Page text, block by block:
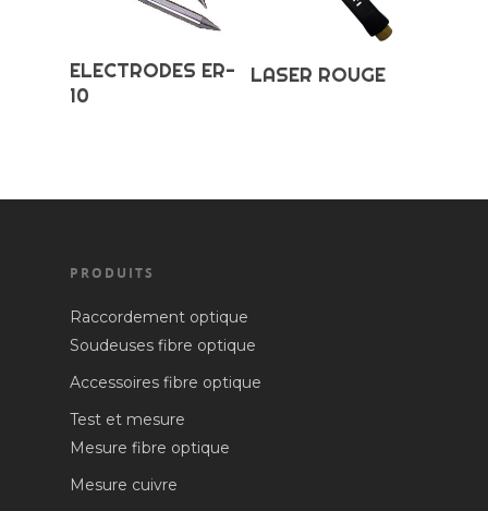
ELECTRODES ER-
10
LASER ROUGE
PRODUITS
Raccordement optique
Soudeuses fibre optique
Accessoires fibre optique
Test et mesure
Mesure fibre optique
Mesure cuivre